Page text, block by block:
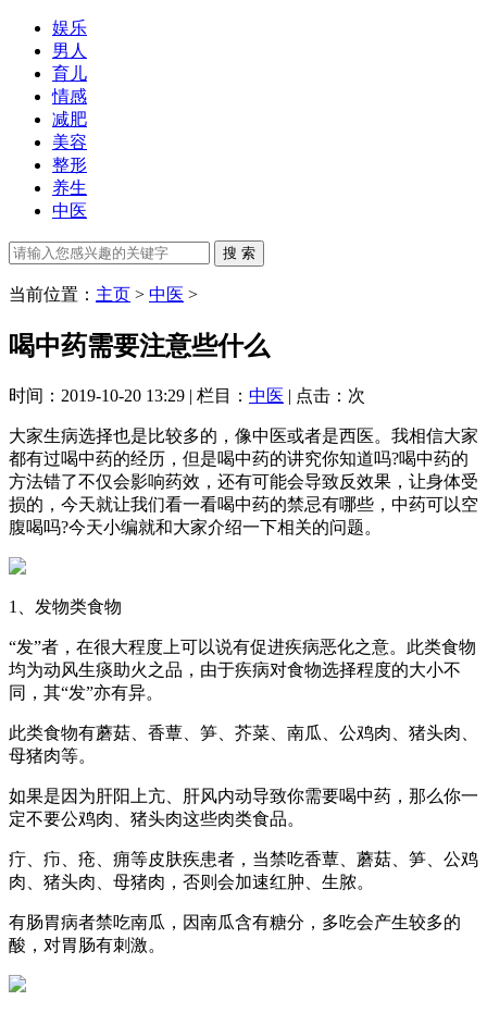
娱乐
男人
育儿
情感
减肥
美容
整形
养生
中医
当前位置： 主页 > 中医 >
喝中药需要注意些什么
时间：2019-10-20 13:29 | 栏目： 中医 | 点击： 次
大家生病选择也是比较多的，像中医或者是西医。我相信大家
都有过喝中药的经历，但是喝中药的讲究你知道吗?喝中药的
方法错了不仅会影响药效，还有可能会导致反效果，让身体受
损的，今天就让我们看一看喝中药的禁忌有哪些，中药可以空
腹喝吗?今天小编就和大家介绍一下相关的问题。
1、发物类食物
“发”者，在很大程度上可以说有促进疾病恶化之意。此类食物
均为动风生痰助火之品，由于疾病对食物选择程度的大小不
同，其“发”亦有异。
此类食物有蘑菇、香蕈、笋、芥菜、南瓜、公鸡肉、猪头肉、
母猪肉等。
如果是因为肝阳上亢、肝风内动导致你需要喝中药，那么你一
定不要公鸡肉、猪头肉这些肉类食品。
疔、疖、疮、痈等皮肤疾患者，当禁吃香蕈、蘑菇、笋、公鸡
肉、猪头肉、母猪肉，否则会加速红肿、生脓。
有肠胃病者禁吃南瓜，因南瓜含有糖分，多吃会产生较多的
酸，对胃肠有刺激。